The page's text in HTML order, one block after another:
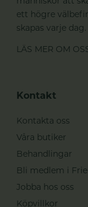
ett högre
skapas varje dag.
LÄS MER OM
Kontakt
Kontakta oss
Våra butiker
Behandlingar
Bli medlem i
Jobba hos oss
Köpvillkor